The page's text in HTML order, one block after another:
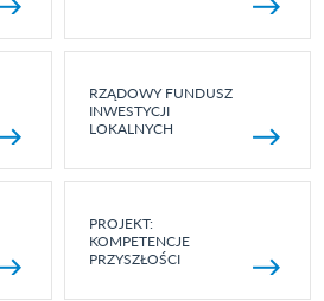
RZĄDOWY FUNDUSZ
INWESTYCJI
LOKALNYCH
PROJEKT:
KOMPETENCJE
PRZYSZŁOŚCI